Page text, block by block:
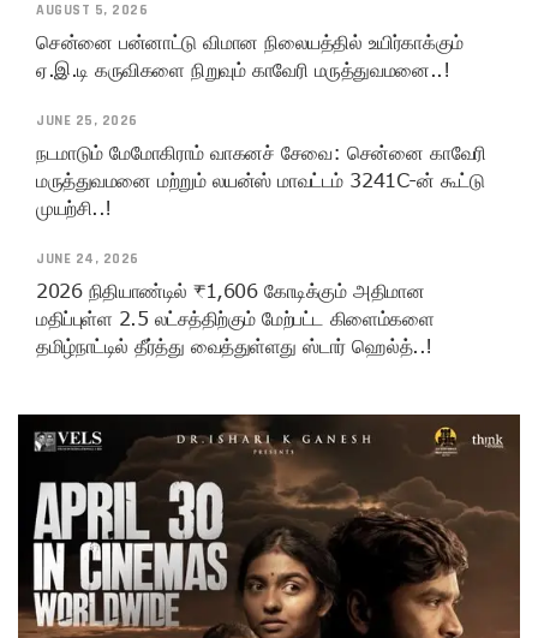
AUGUST 5, 2026
சென்னை பன்னாட்டு விமான நிலையத்தில் உயிர்காக்கும்
ஏ.இ.டி கருவிகளை நிறுவும் காவேரி மருத்துவமனை..!
JUNE 25, 2026
நடமாடும் மேமோகிராம் வாகனச் சேவை: சென்னை காவேரி
மருத்துவமனை மற்றும் லயன்ஸ் மாவட்டம் 3241C-ன் கூட்டு
முயற்சி..!
JUNE 24, 2026
2026 நிதியாண்டில் ₹1,606 கோடிக்கும் அதிமான
மதிப்புள்ள 2.5 லட்சத்திற்கும் மேற்பட்ட கிளைம்களை
தமிழ்நாட்டில் தீர்த்து வைத்துள்ளது ஸ்டார் ஹெல்த்..!